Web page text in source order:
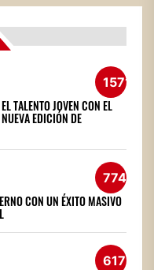
1571
TALENTO JOVEN CON EL
EDICIÓN DE
774
CON UN ÉXITO MASIVO
617